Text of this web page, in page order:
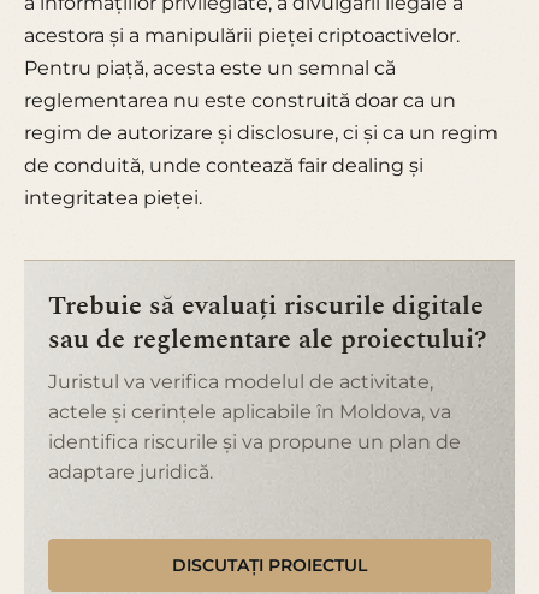
acestora și a manipulării pieței criptoactivelor.
Pentru piață, acesta este un semnal că
reglementarea nu este construită doar ca un
regim de autorizare și disclosure, ci și ca un regim
de conduită, unde contează fair dealing și
integritatea pieței.
Trebuie să evaluați riscurile digitale
sau de reglementare ale proiectului?
Juristul va verifica modelul de activitate,
actele și cerințele aplicabile în Moldova, va
identifica riscurile și va propune un plan de
adaptare juridică.
DISCUTAȚI PROIECTUL